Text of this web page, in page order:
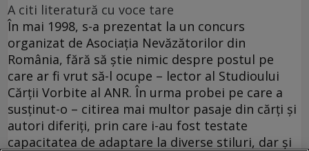
A citi literatură cu voce tare
În mai 1998, s-a prezentat la un concurs
organizat de Asociaţia Nevăzătorilor din
România, fără să ştie nimic despre postul pe
care ar fi vrut să-l ocupe – lector al Studioului
Cărţii Vorbite al ANR. În urma probei pe care a
susţinut-o – citirea mai multor pasaje din cărţi şi
autori diferiţi, prin care i-au fost testate
capacitatea de adaptare la diverse stiluri, dar şi